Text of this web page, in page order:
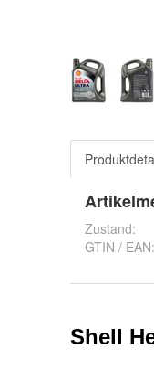
Zustand:
GTIN / EAN: